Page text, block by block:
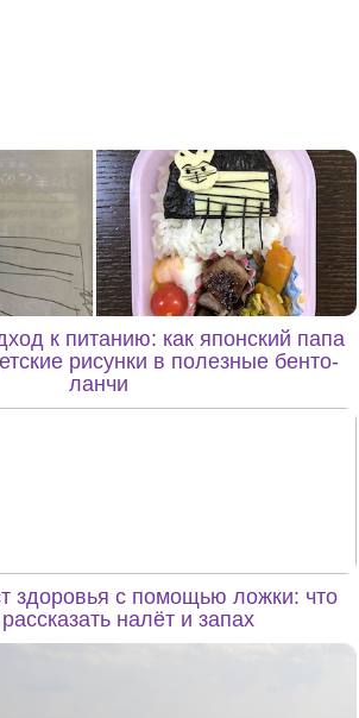
к питанию: как японский папа
рисунки в полезные бенто-
ланчи
здоровья с помощью ложки: что
налёт и запах